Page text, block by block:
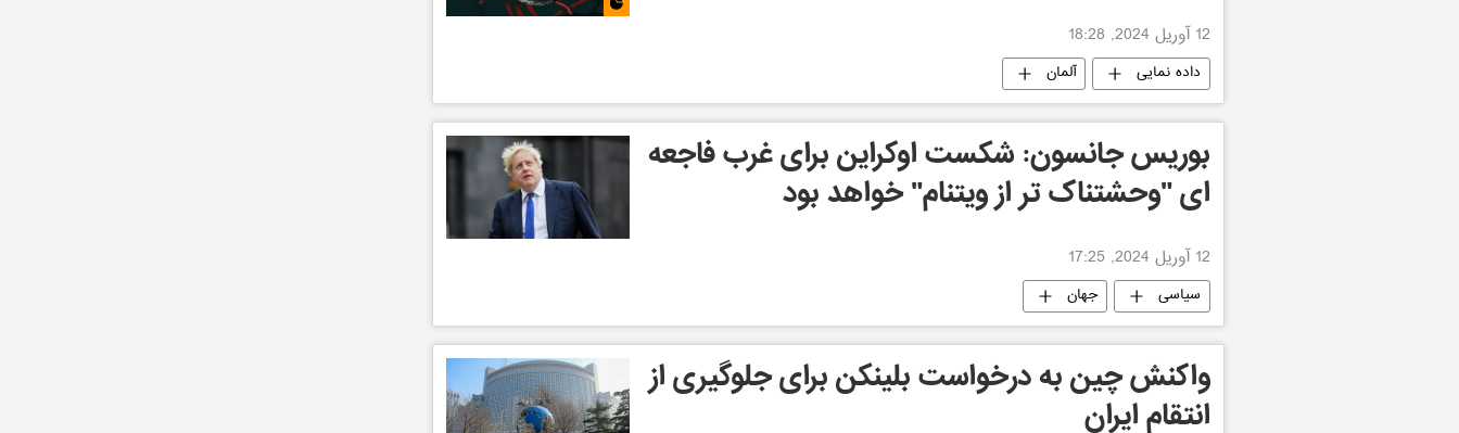
12 آوریل 2024, 18:28
داده نمایی آلمان
بوریس جانسون: شکست اوکراین برای غرب فاجعه
ای "وحشتناک تر از ویتنام" خواهد بود
12 آوریل 2024, 17:25
سیاسی جهان
واکنش چین به درخواست بلینکن برای جلوگیری از
انتقام ایران